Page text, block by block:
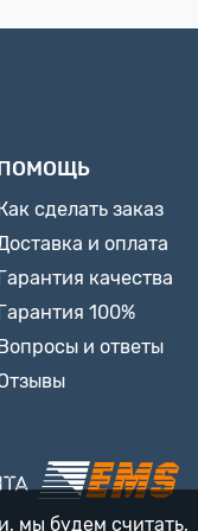
сделать заказ
и оплата
качества
100%
и ответы
мы будем считать,